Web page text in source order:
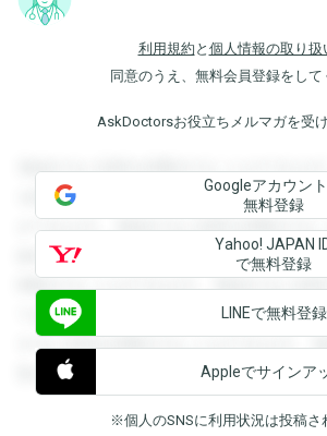
利用規約 と 個人情報の取り扱
同意のうえ、無料会員登録をして
AskDoctorsお役立ちメルマガを受
登録すると回答を閲覧することができま
を閲覧することができます。登録すると
ができます。登録すると回答を閲覧する
録すると回答を閲覧することができます
閲覧することができます。登録すると回
できます。登録すると回答を閲覧するこ
すると回答を閲覧することができます。
覧することができます。
Googleアカウン
無料登録
Yahoo! JAPAN
で無料登録
LINEで無料登録
Appleでサインア
※個人のSNSに利用状況は投稿さ